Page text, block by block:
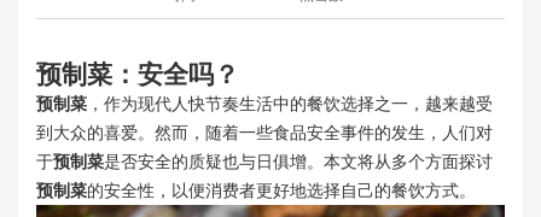
预制菜 ：安全吗？
预制菜 ，作为现代人快节奏生活中的餐饮选择之一，越来越受
到大众的喜爱。然而，随着一些食品安全事件的发生，人们对
于预制菜是否安全的质疑也与日俱增。本文将从多个方面探讨
预制菜的安全性，以便消费者更好地选择自己的餐饮方式。